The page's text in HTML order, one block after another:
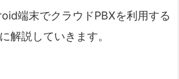
端末でクラウドPBXを利用する
解説していきます。